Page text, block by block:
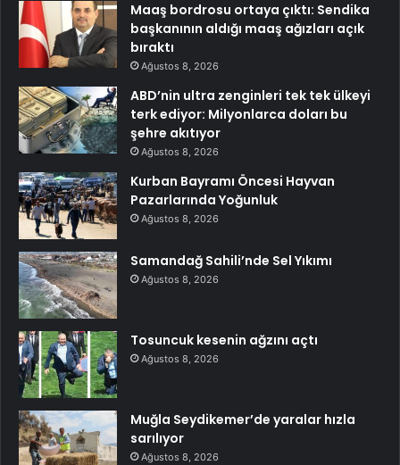
Maaş bordrosu ortaya çıktı: Sendika
başkanının aldığı maaş ağızları açık
bıraktı
Ağustos 8, 2026
ABD’nin ultra zenginleri tek tek ülkeyi
terk ediyor: Milyonlarca doları bu
şehre akıtıyor
Ağustos 8, 2026
Kurban Bayramı Öncesi Hayvan
Pazarlarında Yoğunluk
Ağustos 8, 2026
Samandağ Sahili’nde Sel Yıkımı
Ağustos 8, 2026
Tosuncuk kesenin ağzını açtı
Ağustos 8, 2026
Muğla Seydikemer’de yaralar hızla
sarılıyor
Ağustos 8, 2026